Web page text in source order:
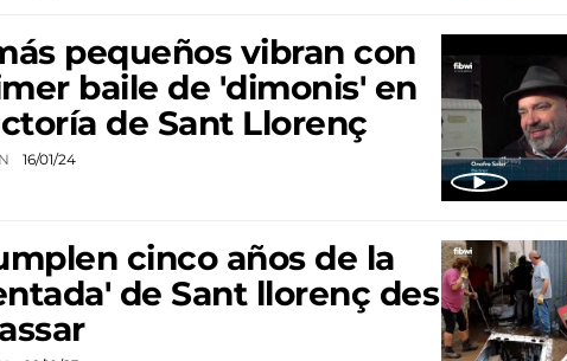
pequeños vibran con
baile de 'dimonis' en
de Sant Llorenç
16/01/24
cinco años de la
de Sant llorenç des